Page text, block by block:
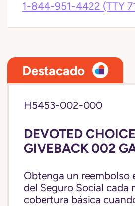
1-844-951-4422 (TTY
Destacado
H5453-002-000
DEVOTED CHOICE
GIVEBACK 002
Obtenga un reembolso
del Seguro Social cada
cobertura básica